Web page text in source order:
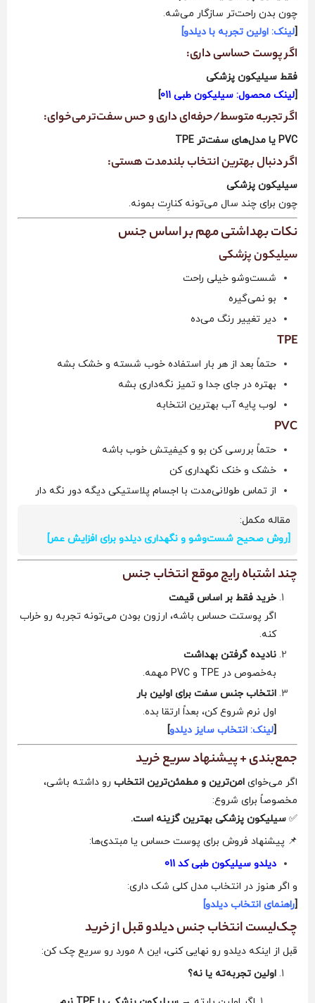
چون بدن راحت‌تر سازگار می‌شه.
[لینک: اولین تجربه با دیلدو]
اگر پوست حساسی داری:
فقط سیلیکون پزشکی
[لینک محصول: سیلیکون طبی 011 ]
اگر تجربه متوسط/حرفه‌ای داری و حس سفت‌تر می‌خوای:
PVC یا مدل‌های سفت‌تر TPE
اگر دنبال بهترین انتخاب بلندمدت هستی:
سیلیکون پزشکی
چون برای چند سال می‌تونه کنارِت بمونه.
نکات بهداشتی مهم بر اساس جنس
سیلیکون پزشکی
شست‌وشو خیلی راحت
بو نمی‌گیره
دیر تغییر رنگ می‌ده
TPE
حتماً بعد از هر بار استفاده خوب شسته و خشک بشه
بهتره در جای جدا و تمیز نگه‌داری بشه
لوب پایه آب بهترین انتخابه
PVC
حتماً بررسی کن بو و کیفیتش خوب باشه
خشک و خنک نگهداری کن
از تماس طولانی‌مدت با اجسام پلاستیکی دیگه دور نگه دار
مقاله مکمل:
[روش صحیح شست‌وشو و نگهداری دیلدو برای افزایش عمر]
چند اشتباه رایج موقع انتخاب جنس
خرید فقط بر اساس قیمت
اگر پوستت حساس باشه، ارزون بودن می‌تونه تجربه رو خراب
کنه.
نادیده گرفتن بهداشت
به‌خصوص در TPE و PVC مهمه.
انتخاب جنس سفت برای اولین بار
اول نرم شروع کن، بعداً ارتقا بده.
[لینک: انتخاب سایز دیلدو]
جمع‌بندی + پیشنهاد سریع خرید
اگر می‌خوای امن‌ترین و مطمئن‌ترین انتخاب رو داشته باشی،
مخصوصاً برای شروع:
✅ سیلیکون پزشکی بهترین گزینه است.
📌 پیشنهاد فروش برای پوست حساس یا مبتدی‌ها:
دیلدو سیلیکون طبی کد 011
و اگر هنوز در انتخاب مدل کلی شک داری:
[راهنمای انتخاب دیلدو]
چک‌لیست انتخاب جنس دیلدو قبل از خرید
قبل از اینکه دیلدو رو نهایی کنی، این ۸ مورد رو سریع چک کن:
اولین تجربه‌ته یا نه؟